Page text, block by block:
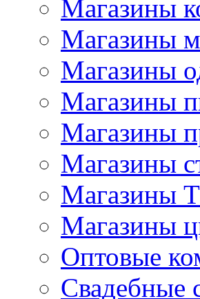
Магазины
Магазины
Магазины
Магазины
Магазины
Магазины
Магазины
Магазины
Оптовые
Свадебные